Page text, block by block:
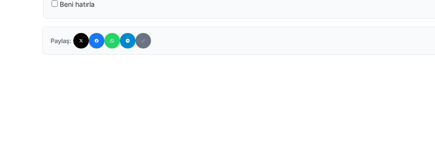
Beni hatırla
Paylaş: